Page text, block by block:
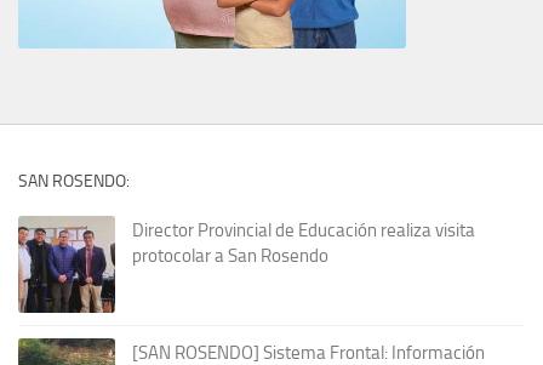
SAN ROSENDO:
Director Provincial de Educación realiza visita
protocolar a San Rosendo
[SAN ROSENDO] Sistema Frontal: Información